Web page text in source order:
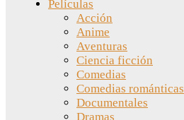
Películas
Acción
Anime
Aventuras
Ciencia ficción
Comedias
Comedias románticas
Documentales
Dramas